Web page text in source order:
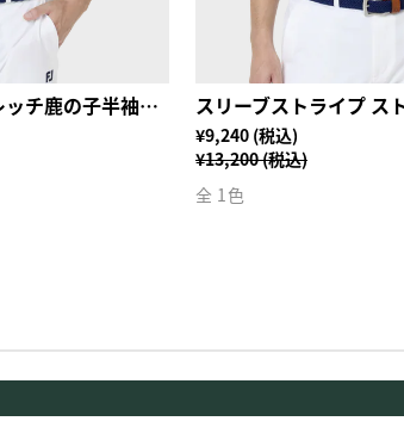
FJロゴ襟ライン ストレッチ鹿の子半袖シャツ
¥13,200 (税込)
¥9,240 (税込)
全 1色